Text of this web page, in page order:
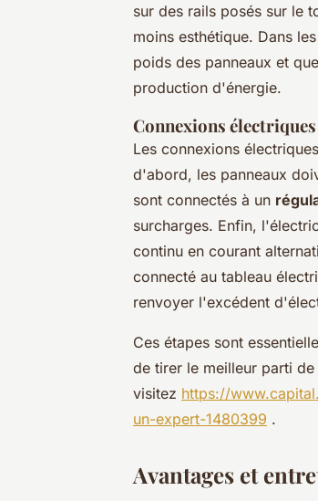
sur des rails posés sur le
moins esthétique. Dans
poids des panneaux et
production d'énergie.
Connexions électriques
Les connexions
d'abord, les panneaux
sont connectés à un
surcharges. Enfin,
continu en courant
connecté au tableau
renvoyer l'excédent
Ces étapes sont
de tirer le meilleur parti
visitez https://
un-expert-1480399 .
Avantages et